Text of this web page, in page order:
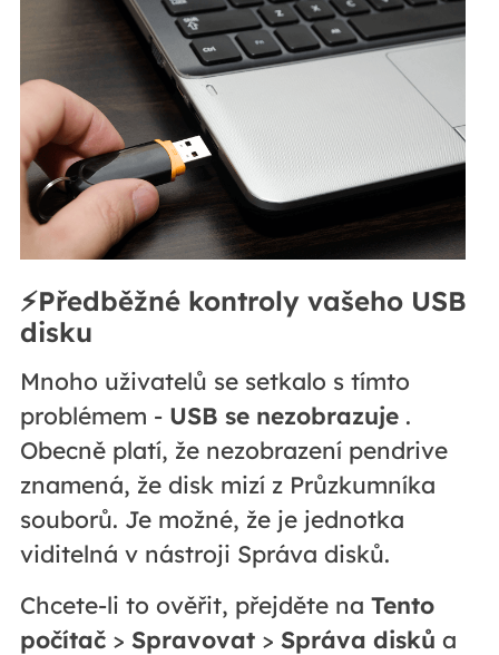
⚡Předběžné kontroly vašeho USB
disku
Mnoho uživatelů se setkalo s tímto
problémem - USB se nezobrazuje.
Obecně platí, že nezobrazení pendrive
znamená, že disk mizí z Průzkumníka
souborů. Je možné, že je jednotka
viditelná v nástroji Správa disků.
Chcete-li to ověřit, přejděte na Tento
počítač> Spravovat> Správa disků a